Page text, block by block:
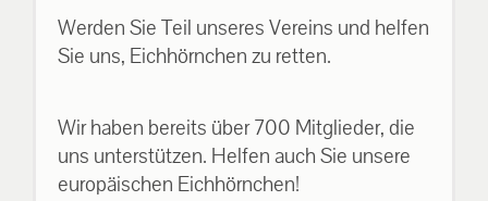
Werden Sie Teil unseres Vereins und helfen
Sie uns, Eichhörnchen zu retten.
Wir haben bereits über 700 Mitglieder, die
uns unterstützen. Helfen auch Sie unsere
europäischen Eichhörnchen!